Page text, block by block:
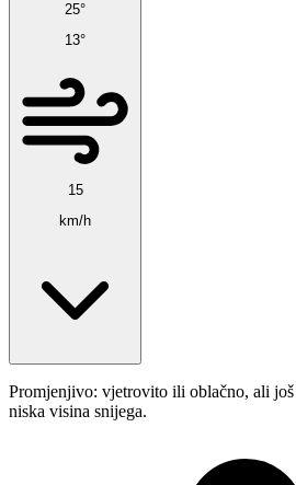
25°
13°
15
km/h
Promjenjivo: vjetrovito ili oblačno, ali
niska visina snijega.